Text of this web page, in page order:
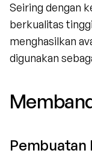
Seiring dengan
berkualitas
menghasilkan
digunakan
Pembuatan